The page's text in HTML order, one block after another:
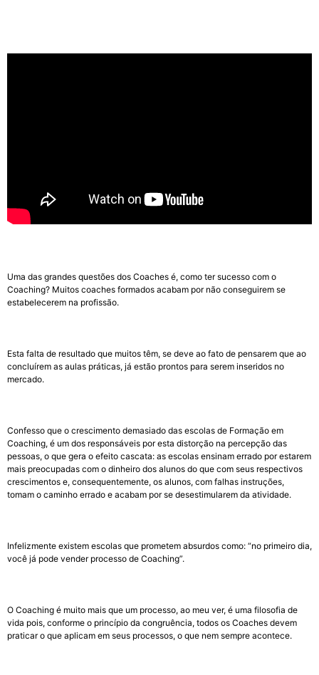
Uma das grandes questões dos Coaches é, como ter sucesso com o
Coaching? Muitos coaches formados acabam por não conseguirem se
estabelecerem na profissão.
Esta falta de resultado que muitos têm, se deve ao fato de pensarem que ao
concluírem as aulas práticas, já estão prontos para serem inseridos no
mercado.
Confesso que o crescimento demasiado das escolas de Formação em
Coaching, é um dos responsáveis por esta distorção na percepção das
pessoas, o que gera o efeito cascata: as escolas ensinam errado por estarem
mais preocupadas com o dinheiro dos alunos do que com seus respectivos
crescimentos e, consequentemente, os alunos, com falhas instruções,
tomam o caminho errado e acabam por se desestimularem da atividade.
Infelizmente existem escolas que prometem absurdos como: “no primeiro dia,
você já pode vender processo de Coaching”.
O Coaching é muito mais que um processo, ao meu ver, é uma filosofia de
vida pois, conforme o princípio da congruência, todos os Coaches devem
praticar o que aplicam em seus processos, o que nem sempre acontece.